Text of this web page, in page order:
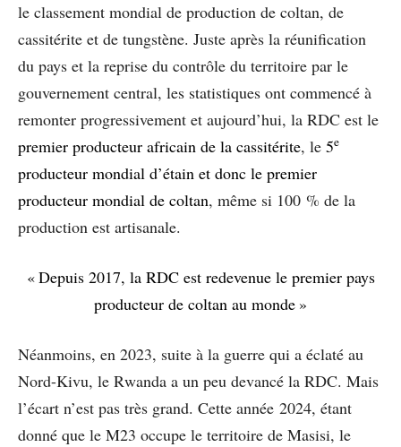
le classement mondial de production de coltan, de
cassitérite et de tungstène. Juste après la réunification
du pays et la reprise du contrôle du territoire par le
gouvernement central, les statistiques ont commencé à
remonter progressivement et aujourd’hui, la RDC est le
premier producteur africain de la cassitérite, le 5e
producteur mondial d’étain et donc le premier
producteur mondial de coltan, même si 100 % de la
production est artisanale.
« Depuis 2017, la RDC est redevenue le premier pays
producteur de coltan au monde »
Néanmoins, en 2023, suite à la guerre qui a éclaté au
Nord-Kivu, le Rwanda a un peu devancé la RDC. Mais
l’écart n’est pas très grand. Cette année 2024, étant
donné que le M23 occupe le territoire de Masisi, le